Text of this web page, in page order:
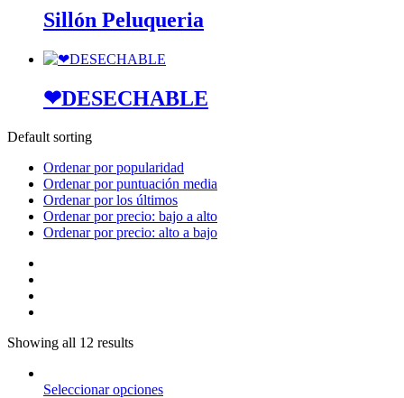
Sillón Peluqueria
❤DESECHABLE
Default sorting
Ordenar por popularidad
Ordenar por puntuación media
Ordenar por los últimos
Ordenar por precio: bajo a alto
Ordenar por precio: alto a bajo
Showing all 12 results
Seleccionar opciones